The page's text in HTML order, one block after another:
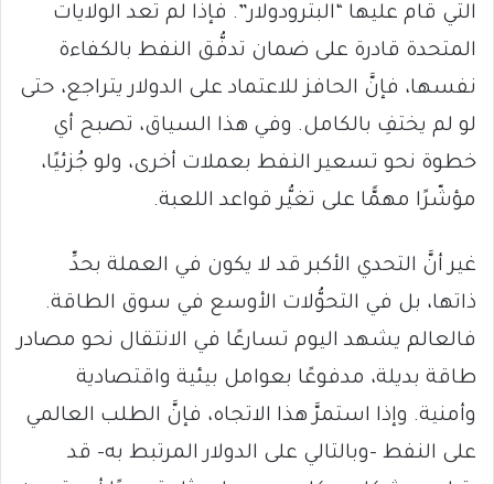
التي قام عليها “البترودولار”. فإذا لم تعد الولايات
المتحدة قادرة على ضمان تدفُّق النفط بالكفاءة
نفسها، فإنَّ الحافز للاعتماد على الدولار يتراجع، حتى
لو لم يختفِ بالكامل. وفي هذا السياق، تصبح أي
خطوة نحو تسعير النفط بعملات أخرى، ولو جُزئيًا،
مؤشّرًا مهمًّا على تغيُّر قواعد اللعبة.
غير أنَّ التحدي الأكبر قد لا يكون في العملة بحدِّ
ذاتها، بل في التحوُّلات الأوسع في سوق الطاقة.
فالعالم يشهد اليوم تسارعًا في الانتقال نحو مصادر
طاقة بديلة، مدفوعًا بعوامل بيئية واقتصادية
وأمنية. وإذا استمرَّ هذا الاتجاه، فإنَّ الطلب العالمي
على النفط –وبالتالي على الدولار المرتبط به– قد